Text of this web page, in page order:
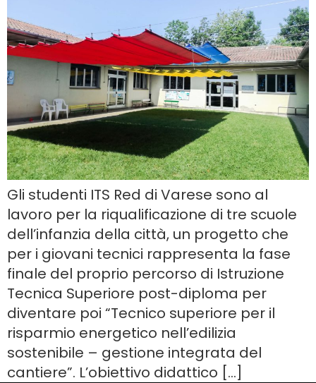
Gli studenti ITS Red di Varese sono al
lavoro per la riqualificazione di tre scuole
dell’infanzia della città, un progetto che
per i giovani tecnici rappresenta la fase
finale del proprio percorso di Istruzione
Tecnica Superiore post-diploma per
diventare poi “Tecnico superiore per il
risparmio energetico nell’edilizia
sostenibile – gestione integrata del
cantiere”. L’obiettivo didattico […]